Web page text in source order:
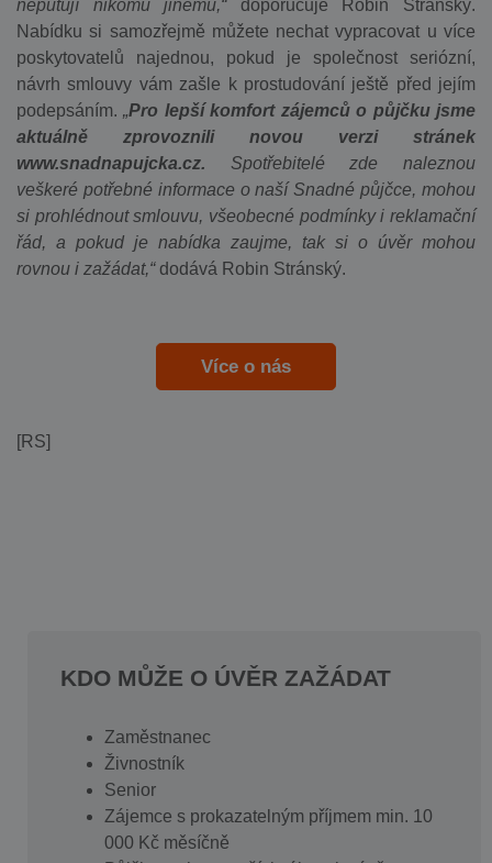
neputují nikomu jinému,“doporučuje Robin Stránský.
Nabídku si samozřejmě můžete nechat vypracovat u více
poskytovatelů najednou, pokud je společnost seriózní,
návrh smlouvy vám zašle k prostudování ještě před jejím
podepsáním.„Pro lepší komfort zájemců o půjčku jsme
aktuálně zprovoznili novou verzi stránek
www.snadnapujcka.cz. Spotřebitelé zde naleznou
veškeré potřebné informace o naší Snadné půjčce, mohou
si prohlédnout smlouvu, všeobecné podmínky i reklamační
řád, a pokud je nabídka zaujme, tak si o úvěr mohou
rovnou i zažádat,“dodává Robin Stránský.
Více o nás
[RS]
KDO MŮŽE O ÚVĚR ZAŽÁDAT
Zaměstnanec
Živnostník
Senior
Zájemce s prokazatelným příjmem min. 10
000 Kč měsíčně